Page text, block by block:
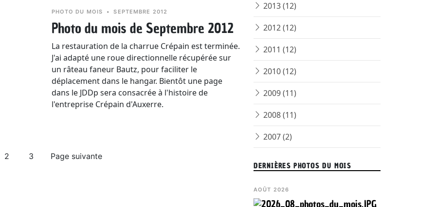
PHOTO DU MOIS • SEPTEMBRE 2012
Photo du mois de Septembre 2012
La restauration de la charrue Crépain est terminée.
J'ai adapté une roue directionnelle récupérée sur
un râteau faneur Bautz, pour faciliter le
déplacement dans le hangar. Bientôt une page
dans le JDDp sera consacrée à l'histoire de
l'entreprise Crépain d'Auxerre.
2 3 Page suivante
2013 (12)
2012 (12)
2011 (12)
2010 (12)
2009 (11)
2008 (11)
2007 (2)
DERNIÈRES PHOTOS DU MOIS
AOÛT 2026